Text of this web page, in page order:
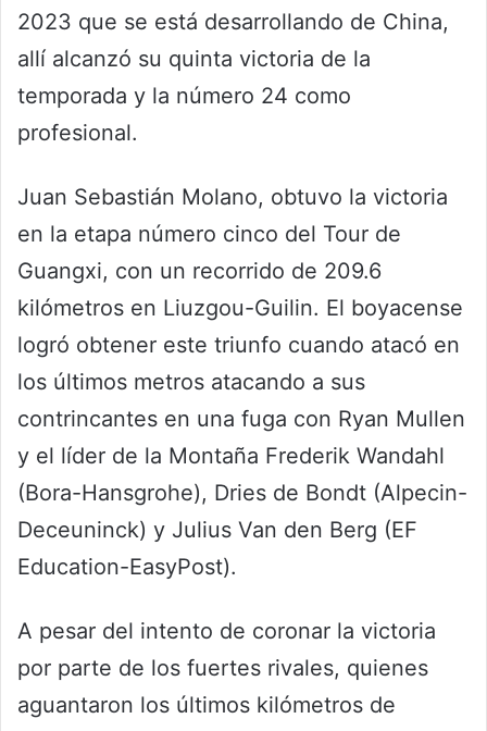
2023 que se está desarrollando de China,
allí alcanzó su quinta victoria de la
temporada y la número 24 como
profesional.
Juan Sebastián Molano, obtuvo la victoria
en la etapa número cinco del Tour de
Guangxi, con un recorrido de 209.6
kilómetros en Liuzgou-Guilin. El boyacense
logró obtener este triunfo cuando atacó en
los últimos metros atacando a sus
contrincantes en una fuga con Ryan Mullen
y el líder de la Montaña Frederik Wandahl
(Bora-Hansgrohe), Dries de Bondt (Alpecin-
Deceuninck) y Julius Van den Berg (EF
Education-EasyPost).
A pesar del intento de coronar la victoria
por parte de los fuertes rivales, quienes
aguantaron los últimos kilómetros de